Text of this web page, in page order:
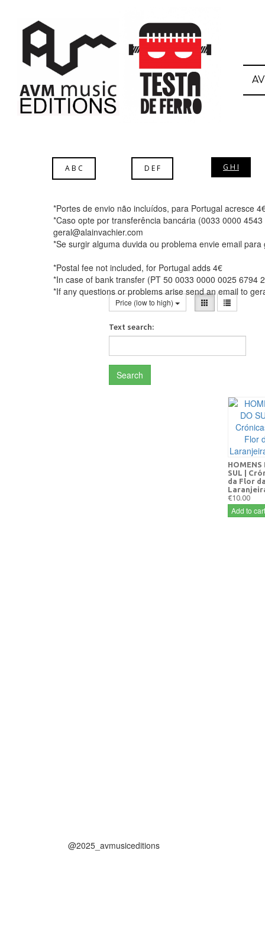
@2025_avmusiceditions
A B C D E F G H I
*Portes de envio não incluídos, para Portugal acresce
*Caso opte por transferência bancária (0033 0000
geral@alainvachier.com
*Se surgir alguma duvida ou problema envie email para
*Postal fee not included, for Portugal adds 4€
*In case of bank transfer (PT 50 0033 0000 0025 6794
*If any questions or problems arise send an email to
Price (low to high)
Text search:
Search
HOMENS
SUL |
da Flor
€10.00
Add to cart